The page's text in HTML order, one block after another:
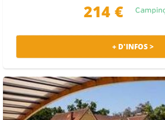
214 €
+ D'INFOS >